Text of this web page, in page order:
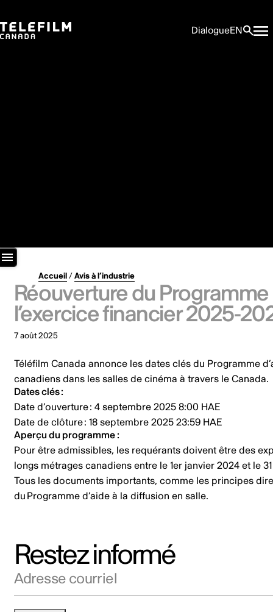
DialogueEN
Accueil/Avis à l’industrie
Réouverture du Programme
l’exercice financier 2025-
7 août 2025
Téléfilm Canada annonce les dates clés du Programme
canadiens dans les salles de cinéma à travers le Canada.
Dates clés :
Date d’ouverture : 4 septembre 2025 8:00 HAE
Date de clôture : 18 septembre 2025 23:59 HAE
Aperçu du programme :
Pour être admissibles, les requérants doivent être des
longs métrages canadiens entre le 1er janvier 2024 et le
Tous les documents importants, comme les principes
du Programme d’aide à la diffusion en salle.
Restez informé